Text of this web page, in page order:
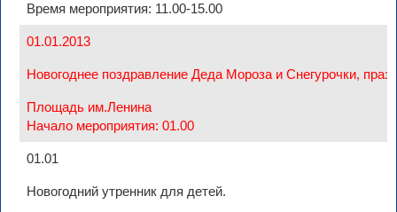
Время мероприятия: 11.00-15.00
01.01.2013
Новогоднее поздравление Деда Мороза и Снегурочки,
Площадь им.Ленина
Начало мероприятия: 01.00
01.01
Новогодний утренник для детей.